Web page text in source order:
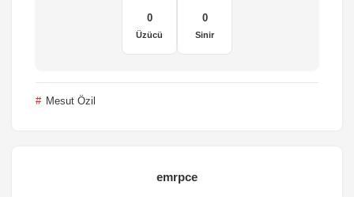
0
Üzücü
0
Sinir
Mesut Özil
emrpce